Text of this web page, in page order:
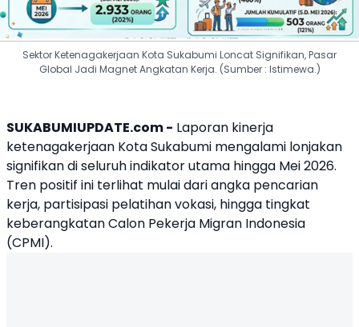
Sektor Ketenagakerjaan Kota Sukabumi Loncat Signifikan, Pasar
Global Jadi Magnet Angkatan Kerja. (Sumber : Istimewa.)
SUKABUMIUPDATE.com - Laporan kinerja
ketenagakerjaan Kota Sukabumi mengalami lonjakan
signifikan di seluruh indikator utama hingga Mei 2026.
Tren positif ini terlihat mulai dari angka pencarian
kerja, partisipasi pelatihan vokasi, hingga tingkat
keberangkatan Calon Pekerja Migran Indonesia
(CPMI).